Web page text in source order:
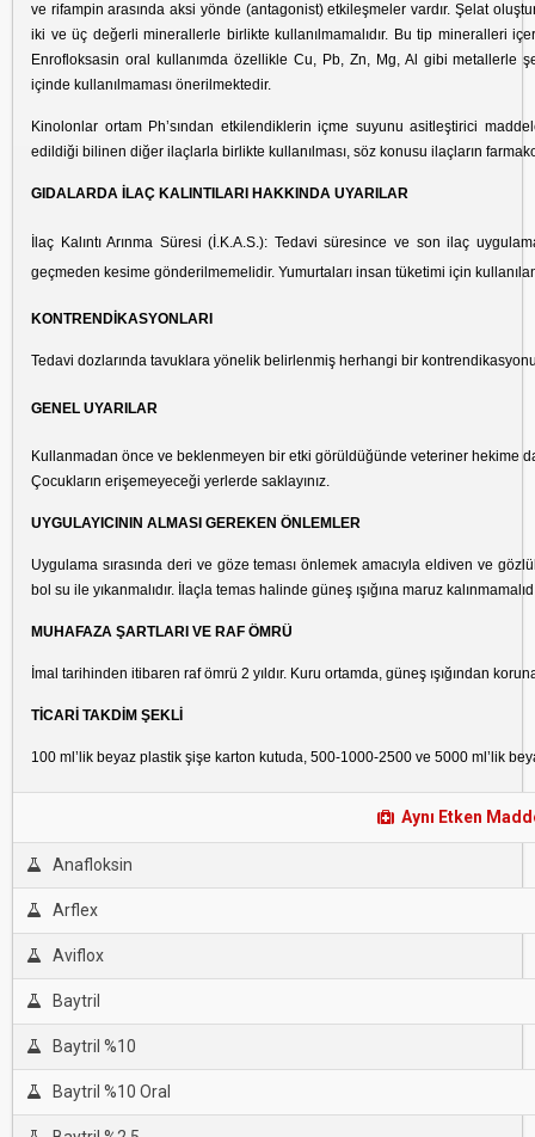
ve rifampin arasında aksi yönde (antagonist) etkileşmeler vardır. Şelat
iki ve üç değerli minerallerle birlikte kullanılmamalıdır. Bu tip mineralleri
Enrofloksasin oral kullanımda özellikle Cu, Pb, Zn, Mg, Al gibi metallerle
içinde kullanılmaması önerilmektedir.
Kinolonlar ortam Ph’sından etkilendiklerin içme suyunu asitleştirici
edildiği bilinen diğer ilaçlarla birlikte kullanılması, söz konusu ilaçların
GIDALARDA İLAÇ KALINTILARI HAKKINDA UYARILAR
İlaç Kalıntı Arınma Süresi (İ.K.A.S.): Tedavi süresince ve son ilaç
geçmeden kesime gönderilmemelidir. Yumurtaları insan tüketimi için
KONTRENDİKASYONLARI
Tedavi dozlarında tavuklara yönelik belirlenmiş herhangi bir
GENEL UYARILAR
Kullanmadan önce ve beklenmeyen bir etki görüldüğünde veteriner hekime
Çocukların erişemeyeceği yerlerde saklayınız.
UYGULAYICININ ALMASI GEREKEN ÖNLEMLER
Uygulama sırasında deri ve göze teması önlemek amacıyla eldiven ve
bol su ile yıkanmalıdır. İlaçla temas halinde güneş ışığına maruz
MUHAFAZA ŞARTLARI VE RAF ÖMRÜ
İmal tarihinden itibaren raf ömrü 2 yıldır. Kuru ortamda, güneş ışığından
TİCARİ TAKDİM ŞEKLİ
100 ml’lik beyaz plastik şişe karton kutuda, 500-1000-2500 ve 5000 ml’lik
Aynı Etken
Anafloksin
Arflex
Aviflox
Baytril
Baytril %10
Baytril %10 Oral